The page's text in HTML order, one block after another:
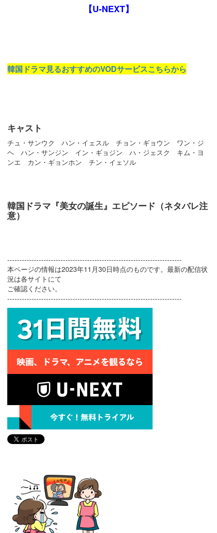
【U-NEXT】
韓国ドラマ見るおすすめのVODサービスこちらから
キャスト
チュ・サンウク ハン・イェスル チョン・ギョウン ワン・ジ
ヘ ハン・サンジン イン・ギョジン ハ・ジェスク キム・ヨ
ンエ カン・ギョンホン チン・イェソル
韓国ドラマ『美女の誕生』エピソード（ネタバレ注
意）
------------------------------------------------------------------------
本ページの情報は2023年11月30日時点のものです。最新の配信状
況は各サイトにて
ご確認ください。
------------------------------------------------------------------------